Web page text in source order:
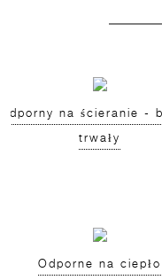
Odporny na ścieranie -
trwały
Odporne na ciepło